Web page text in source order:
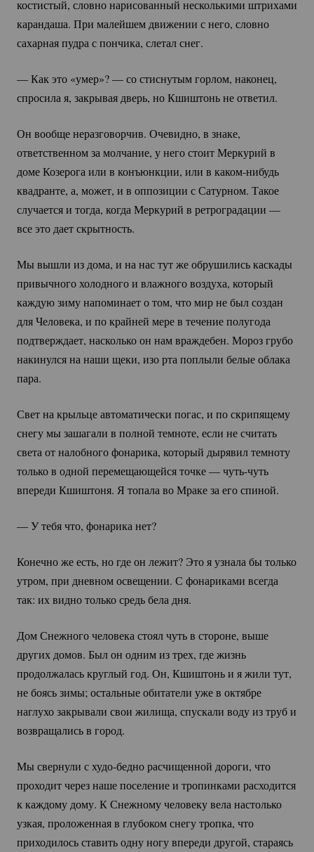
костистый, словно нарисованный несколькими штрихами
карандаша. При малейшем движении с него, словно
сахарная пудра с пончика, слетал снег.
— Как это «умер»? — со стиснутым горлом, наконец,
спросила я, закрывая дверь, но Кшиштонь не ответил.
Он вообще неразговорчив. Очевидно, в знаке,
ответственном за молчание, у него стоит Меркурий в
доме Козерога или в конъюнкции, или в каком-нибудь
квадранте, а, может, и в оппозиции с Сатурном. Такое
случается и тогда, когда Меркурий в ретроградации —
все это дает скрытность.
Мы вышли из дома, и на нас тут же обрушились каскады
привычного холодного и влажного воздуха, который
каждую зиму напоминает о том, что мир не был создан
для Человека, и по крайней мере в течение полугода
подтверждает, насколько он нам враждебен. Мороз грубо
накинулся на наши щеки, изо рта поплыли белые облака
пара.
Свет на крыльце автоматически погас, и по скрипящему
снегу мы зашагали в полной темноте, если не считать
света от налобного фонарика, который дырявил темноту
только в одной перемещающейся точке —чуть-чуть
впереди Кшиштоня. Я топала во Мраке за его спиной.
— У тебя что, фонарика нет?
Конечно же есть, но где он лежит? Это я узнала бы только
утром, при дневном освещении. С фонариками всегда
так: их видно только средь бела дня.
Дом Снежного человека стоял чуть в стороне, выше
других домов. Был он одним из трех, где жизнь
продолжалась круглый год. Он, Кшиштонь и я жили тут,
не боясь зимы; остальные обитатели уже в октябре
наглухо закрывали свои жилища, спускали воду из труб и
возвращались в город.
Мы свернули схудо-беднорасчищенной дороги, что
проходит через наше поселение и тропинками расходится
к каждому дому. К Снежному человеку вела настолько
узкая, проложенная в глубоком снегу тропка, что
приходилось ставить одну ногу впереди другой, стараясь